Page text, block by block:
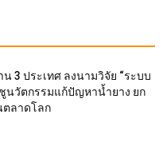
3 ประเทศ ลงนามวิจัย “ระบบ
นวัตกรรมแก้ปัญหาน้ำยาง ยก
ลาดโลก